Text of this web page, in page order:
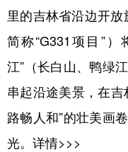
地方频道
北京 天津
辽宁 吉
浙江 安
里的吉林省沿边开
简称“G331项目”
江”（长白山、鸭绿
串起沿途美景，在吉
路畅人和”的壮美画
光。 详情>>>